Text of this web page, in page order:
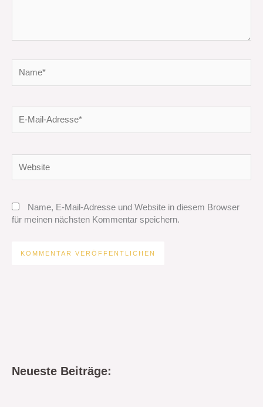
Mail-
Name, E-Mail-Adresse und Website in diesem Browser
für meinen nächsten Kommentar speichern.
Neueste Beiträge: